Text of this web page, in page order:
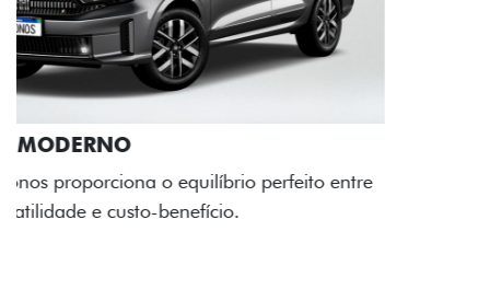
RODAS DE LIGA-LEVE
As rodas de liga leve com desenho dinâmico e
acabamento diamantado elevam o estilo do Fiat